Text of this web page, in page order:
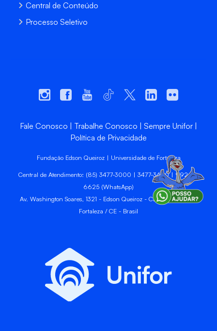
Central de Conteúdo
Processo Seletivo
Fale Conosco Trabalhe Conosco
Sempre Unifor
Política de Privacidade
Fundação Edson Queiroz | Universidade de Fortaleza
Central de Atendimento: (85) 3477-3000 | 3477-3400 | 99246-
6625 (WhatsApp)
Av. Washington Soares, 1321 - Edson Queiroz - CEP 60811-905 -
Fortaleza / CE - Brasil